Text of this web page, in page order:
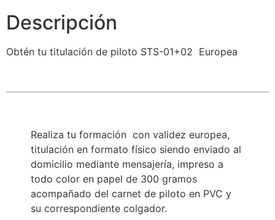
Descripción
Obtén tu titulación de piloto STS-01+02 Europea
Realiza tu formación con validez europea,
titulación en formato físico siendo enviado al
domicilio mediante mensajería, impreso a
todo color en papel de 300 gramos
acompañado del carnet de piloto en PVC y
su correspondiente colgador.